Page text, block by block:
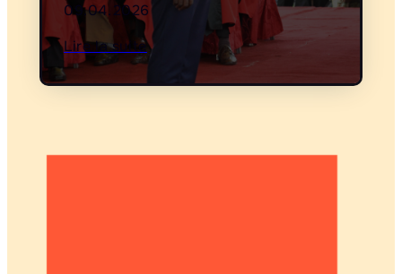
09.04.2026
Lire la suite